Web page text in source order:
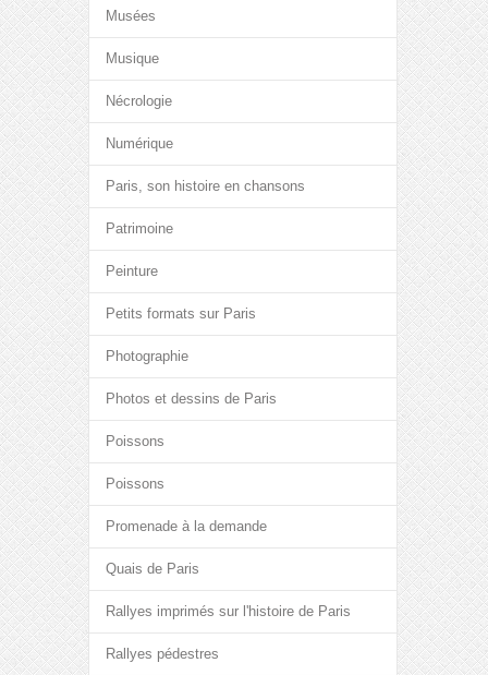
Musées
Musique
Nécrologie
Numérique
Paris, son histoire en chansons
Patrimoine
Peinture
Petits formats sur Paris
Photographie
Photos et dessins de Paris
Poissons
Poissons
Promenade à la demande
Quais de Paris
Rallyes imprimés sur l'histoire de Paris
Rallyes pédestres